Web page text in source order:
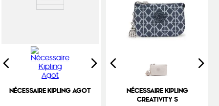
NÉCESSAIRE KIPLING AGOT
NÉCESSAIRE KIPLING
CREATIVITY S